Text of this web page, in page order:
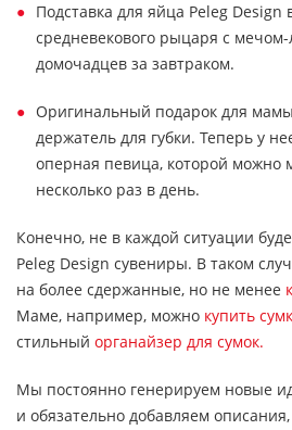
Подставка для яйца Peleg Design
средневекового рыцаря с
домочадцев за завтраком.
Оригинальный подарок для
держатель для губки. Теперь у
оперная певица, которой можно
несколько раз в день.
Конечно, не в каждой ситуации
Peleg Design сувениры. В таком
на более сдержанные, но не менее
Маме, например, можно купить
стильный органайзер для сумок.
Мы постоянно генерируем новые
и обязательно добавляем